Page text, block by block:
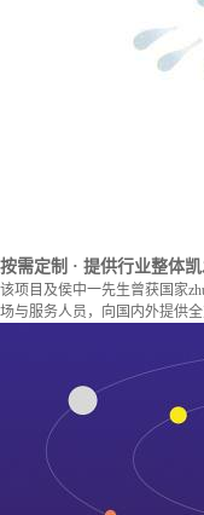
按需定制 · 提供行业整体
该项目及侯中一先生曾获国家
场与服务人员，向国内外提供